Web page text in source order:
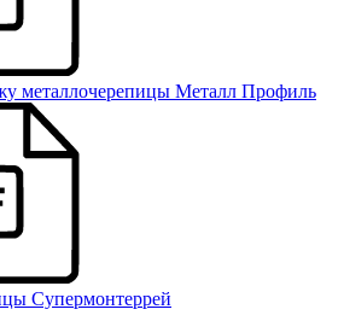
металлочерепицы Металл Профиль
Супермонтеррей